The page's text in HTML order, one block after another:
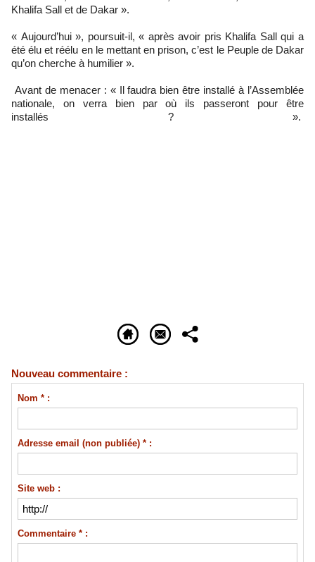
Khalifa Sall et de Dakar ».
« Aujourd’hui », poursuit-il, « après avoir pris Khalifa Sall qui a
été élu et réélu en le mettant en prison, c’est le Peuple de Dakar
qu’on cherche à humilier ».
Avant de menacer : « Il faudra bien être installé à l’Assemblée
nationale, on verra bien par où ils passeront pour être
installés ? ».
Nouveau commentaire :
Nom * :
Adresse email (non publiée) * :
Site web :
Commentaire * :